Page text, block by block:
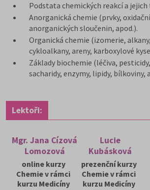
Podstata chemických reakcí a
Anorganická chemie (prvky,
anorganických sloučenin, apod.).
Organická chemie (izomerie,
cykloalkany, areny, karboxylové
Základy biochemie (léčiva,
sacharidy, enzymy, lipidy, bílkoviny,
Lektoři:
Mgr. Jana Cízová
Lomozová
online kurzy
Chemie v rámci
kurzu Medicíny
Lucie
Kubásková
prezenční kurzy
Chemie v rámci
kurzu Medicíny